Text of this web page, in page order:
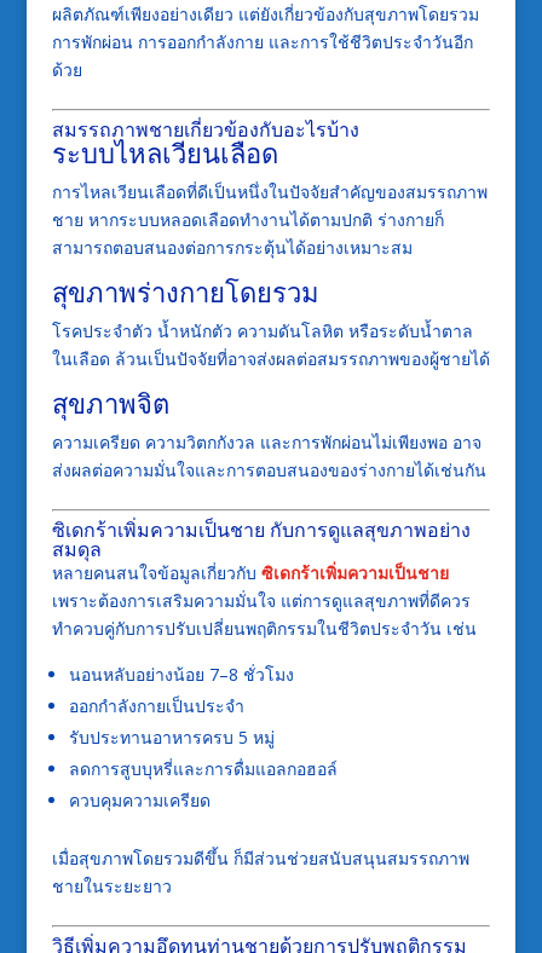
ผลิตภัณฑ์เพียงอย่างเดียว แต่ยังเกี่ยวข้องกับสุขภาพโดยรวม
การพักผ่อน การออกกำลังกาย และการใช้ชีวิตประจำวันอีก
ด้วย
สมรรถภาพชายเกี่ยวข้องกับอะไรบ้าง
ระบบไหลเวียนเลือด
การไหลเวียนเลือดที่ดีเป็นหนึ่งในปัจจัยสำคัญของสมรรถภาพ
ชาย หากระบบหลอดเลือดทำงานได้ตามปกติ ร่างกายก็
สามารถตอบสนองต่อการกระตุ้นได้อย่างเหมาะสม
สุขภาพร่างกายโดยรวม
โรคประจำตัว น้ำหนักตัว ความดันโลหิต หรือระดับน้ำตาล
ในเลือด ล้วนเป็นปัจจัยที่อาจส่งผลต่อสมรรถภาพของผู้ชายได้
สุขภาพจิต
ความเครียด ความวิตกกังวล และการพักผ่อนไม่เพียงพอ อาจ
ส่งผลต่อความมั่นใจและการตอบสนองของร่างกายได้เช่นกัน
ซิเดกร้าเพิ่มความเป็นชาย กับการดูแลสุขภาพอย่าง
สมดุล
หลายคนสนใจข้อมูลเกี่ยวกับ ซิเดกร้าเพิ่มความเป็นชาย
เพราะต้องการเสริมความมั่นใจ แต่การดูแลสุขภาพที่ดีควร
ทำควบคู่กับการปรับเปลี่ยนพฤติกรรมในชีวิตประจำวัน เช่น
นอนหลับอย่างน้อย 7–8 ชั่วโมง
ออกกำลังกายเป็นประจำ
รับประทานอาหารครบ 5 หมู่
ลดการสูบบุหรี่และการดื่มแอลกอฮอล์
ควบคุมความเครียด
เมื่อสุขภาพโดยรวมดีขึ้น ก็มีส่วนช่วยสนับสนุนสมรรถภาพ
ชายในระยะยาว
วิธีเพิ่มความอึดทนท่านชายด้วยการปรับพฤติกรรม